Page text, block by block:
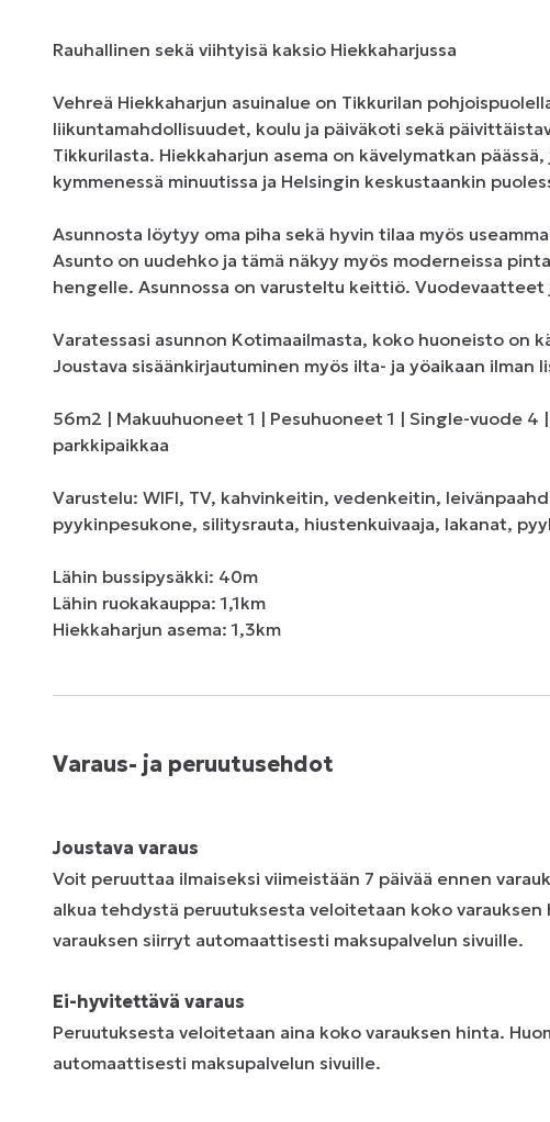
Rauhallinen sekä viihtyisä kaksio Hiekkaharjussa
Vehreä Hiekkaharjun asuinalue on Tikkurilan
liikuntamahdollisuudet, koulu ja päiväkoti sekä
Tikkurilasta. Hiekkaharjun asema on kävelymatkan
kymmenessä minuutissa ja Helsingin keskustaankin
Asunnosta löytyy oma piha sekä hyvin tilaa myös
Asunto on uudehko ja tämä näkyy myös moderneissa
hengelle. Asunnossa on varusteltu keittiö. Vuodevaatteet
Varatessasi asunnon Kotimaailmasta, koko huoneisto on
Joustava sisäänkirjautuminen myös ilta- ja yöaikaan ilman
56m2 | Makuuhuoneet 1 | Pesuhuoneet 1 | Single-vuode 4
parkkipaikkaa
Varustelu: WIFI, TV, kahvinkeitin, vedenkeitin,
pyykinpesukone, silitysrauta, hiustenkuivaaja, lakanat,
Lähin bussipysäkki: 40m
Lähin ruokakauppa: 1,1km
Hiekkaharjun asema: 1,3km
Varaus- ja peruutusehdot
Joustava varaus
Voit peruuttaa ilmaiseksi viimeistään 7 päivää ennen
alkua tehdystä peruutuksesta veloitetaan koko
varauksen siirryt automaattisesti maksupalvelun sivuille.
Ei-hyvitettävä varaus
Peruutuksesta veloitetaan aina koko varauksen hinta.
automaattisesti maksupalvelun sivuille.